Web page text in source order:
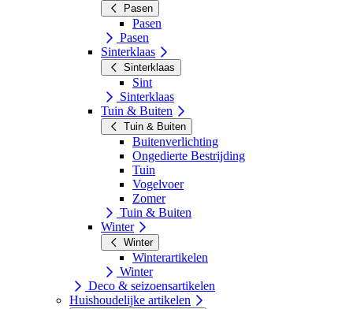
Pasen
Pasen
Pasen
Sinterklaas
Sinterklaas
Sint
Sinterklaas
Tuin & Buiten
Tuin & Buiten
Buitenverlichting
Ongedierte Bestrijding
Tuin
Vogelvoer
Zomer
Tuin & Buiten
Winter
Winter
Winterartikelen
Winter
Deco & seizoensartikelen
Huishoudelijke artikelen